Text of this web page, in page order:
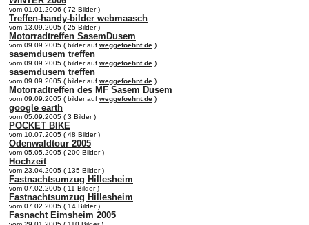
vom 01.01.2006 ( 72 Bilder )
Treffen-handy-bilder webmaasch
vom 13.09.2005 ( 25 Bilder )
Motorradtreffen SasemDusem
vom 09.09.2005 ( bilder auf weggefoehnt.de )
sasemdusem treffen
vom 09.09.2005 ( bilder auf weggefoehnt.de )
sasemdusem treffen
vom 09.09.2005 ( bilder auf weggefoehnt.de )
Motorradtreffen des MF Sasem Dusem
vom 09.09.2005 ( bilder auf weggefoehnt.de )
google earth
vom 05.09.2005 ( 3 Bilder )
POCKET BIKE
vom 10.07.2005 ( 48 Bilder )
Odenwaldtour 2005
vom 05.05.2005 ( 200 Bilder )
Hochzeit
vom 23.04.2005 ( 135 Bilder )
Fastnachtsumzug Hillesheim
vom 07.02.2005 ( 11 Bilder )
Fastnachtsumzug Hillesheim
vom 07.02.2005 ( 14 Bilder )
Fasnacht Eimsheim 2005